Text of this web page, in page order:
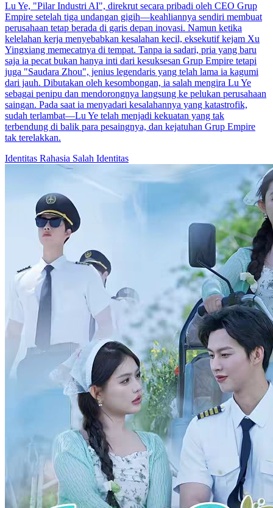
Lu Ye, "Pilar Industri AI", direkrut secara pribadi oleh CEO Grup
Empire setelah tiga undangan gigih—keahliannya sendiri membuat
perusahaan tetap berada di garis depan inovasi. Namun ketika
kelelahan kerja menyebabkan kesalahan kecil, eksekutif kejam Xu
Yingxiang memecatnya di tempat. Tanpa ia sadari, pria yang baru
saja ia pecat bukan hanya inti dari kesuksesan Grup Empire tetapi
juga "Saudara Zhou", jenius legendaris yang telah lama ia kagumi
dari jauh. Dibutakan oleh kesombongan, ia salah mengira Lu Ye
sebagai penipu dan mendorongnya langsung ke pelukan perusahaan
saingan. Pada saat ia menyadari kesalahannya yang katastrofik,
sudah terlambat—Lu Ye telah menjadi kekuatan yang tak
terbendung di balik para pesaingnya, dan kejatuhan Grup Empire
tak terelakkan.
Identitas Rahasia Salah Identitas